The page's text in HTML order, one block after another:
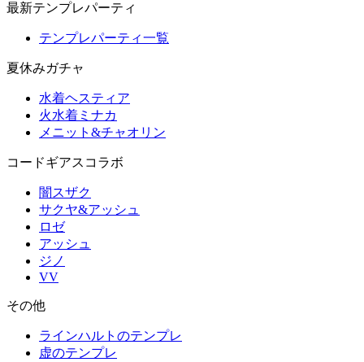
最新テンプレパーティ
テンプレパーティ一覧
夏休みガチャ
水着ヘスティア
火水着ミナカ
メニット&チャオリン
コードギアスコラボ
闇スザク
サクヤ&アッシュ
ロゼ
アッシュ
ジノ
VV
その他
ラインハルトのテンプレ
虚のテンプレ